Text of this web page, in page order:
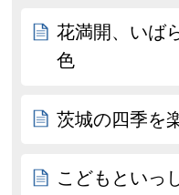
花満開、いば
色
茨城の四季を
こどもといっ